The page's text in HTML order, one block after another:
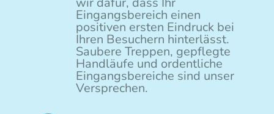
Eingangsbereich einen
positiven ersten Eindruck bei
Ihren Besuchern hinterlässt.
Saubere Treppen, gepflegte
Handläufe und ordentliche
Eingangsbereiche sind unser
Versprechen.